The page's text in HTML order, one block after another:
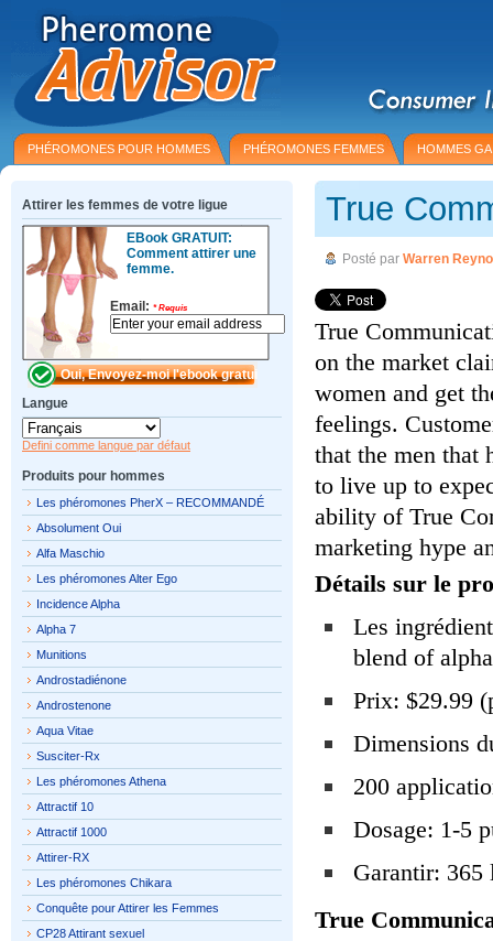
PHÉROMONES POUR HOMMES PHÉROMONES FEMMES HOMMES
True
Posté par Warren
True
on the market
women and get
feelings.
that the men that
to live up to
ability of True
marketing hype
Détails sur le
Les
blend of
Prix: $29.99
Dimensions
200
Dosage: 1-5
Garantir: 365
True
Attirer les femmes de votre ligue
EBook GRATUIT:
Comment attirer une
femme.
Email: *Requis
Langue
Defini comme langue par défaut
Produits pour hommes
Les phéromones PherX – RECOMMANDÉ
Absolument Oui
Alfa Maschio
Les phéromones Alter Ego
Incidence Alpha
Alpha 7
Munitions
Androstadiénone
Androstenone
Aqua Vitae
Susciter-Rx
Les phéromones Athena
Attractif 10
Attractif 1000
Attirer-RX
Les phéromones Chikara
Conquête pour Attirer les Femmes
CP28 Attirant sexuel